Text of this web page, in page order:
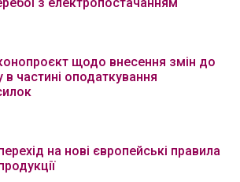
щодо внесення змін до
частині оподаткування
на нові європейські правила